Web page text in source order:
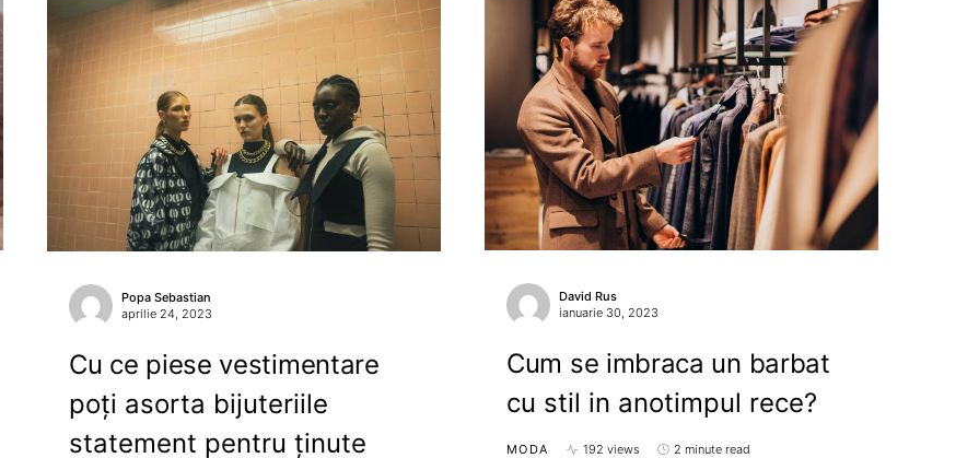
Popa Sebastian
aprilie 24, 2023
Cu ce piese vestimentare
poți asorta bijuteriile
statement pentru ținute
David Rus
ianuarie 30, 2023
Cum se imbraca un barbat
cu stil in anotimpul rece?
MODA 192 views 2 minute read